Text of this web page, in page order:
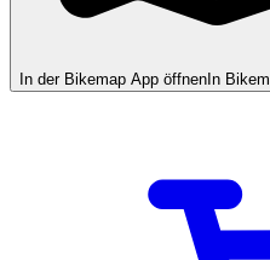
In der Bikemap App öffnen In